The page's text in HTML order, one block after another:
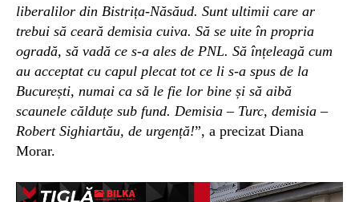
liberalilor din Bistrița-Năsăud. Sunt ultimii care ar
trebui să ceară demisia cuiva. Să se uite în propria
ogradă, să vadă ce s-a ales de PNL. Să înțeleagă cum
au acceptat cu capul plecat tot ce li s-a spus de la
București, numai ca să le fie lor bine și să aibă
scaunele călduțe sub fund. Demisia – Turc, demisia –
Robert Sighiartău, de urgență!”, a precizat Diana
Morar.